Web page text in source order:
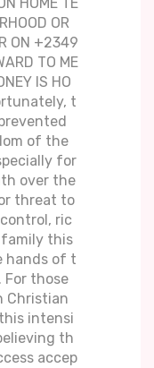
OR
ON +2349
TO ME
IS HO
t
of the
for
over the
threat to
ric
family this
hands of t
For those
Christian
intensi
th
accep